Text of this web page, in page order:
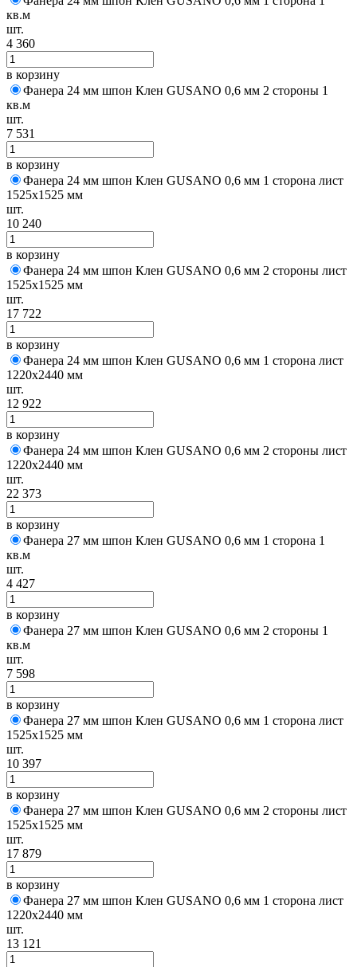
кв.м
шт.
4 360
в корзину
Фанера 24 мм шпон Клен GUSANO 0,6 мм 2 стороны 1
кв.м
шт.
7 531
в корзину
Фанера 24 мм шпон Клен GUSANO 0,6 мм 1 сторона лист
1525х1525 мм
шт.
10 240
в корзину
Фанера 24 мм шпон Клен GUSANO 0,6 мм 2 стороны лист
1525х1525 мм
шт.
17 722
в корзину
Фанера 24 мм шпон Клен GUSANO 0,6 мм 1 сторона лист
1220х2440 мм
шт.
12 922
в корзину
Фанера 24 мм шпон Клен GUSANO 0,6 мм 2 стороны лист
1220х2440 мм
шт.
22 373
в корзину
Фанера 27 мм шпон Клен GUSANO 0,6 мм 1 сторона 1
кв.м
шт.
4 427
в корзину
Фанера 27 мм шпон Клен GUSANO 0,6 мм 2 стороны 1
кв.м
шт.
7 598
в корзину
Фанера 27 мм шпон Клен GUSANO 0,6 мм 1 сторона лист
1525х1525 мм
шт.
10 397
в корзину
Фанера 27 мм шпон Клен GUSANO 0,6 мм 2 стороны лист
1525х1525 мм
шт.
17 879
в корзину
Фанера 27 мм шпон Клен GUSANO 0,6 мм 1 сторона лист
1220х2440 мм
шт.
13 121